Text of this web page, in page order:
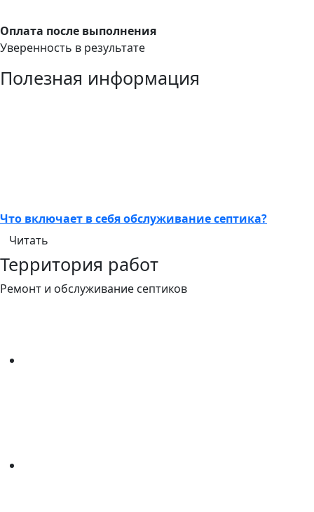
Оплата после выполнения
Уверенность в результате
Полезная информация
Что включает в себя обслуживание септика?
Читать
Территория работ
Ремонт и обслуживание септиков